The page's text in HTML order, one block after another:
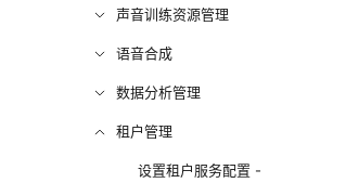
声音训练资源管理
语音合成
数据分析管理
租户管理
设置租户服务配置 -